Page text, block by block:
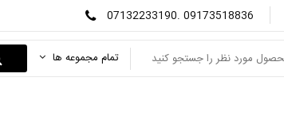
07132233190. 09173518836
تمام مجموعه ها